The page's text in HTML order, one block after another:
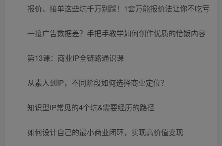
报价、接单这些坑千万别踩！1套万能报价法让你不吃亏
一接广告数据差？手把手教学如何创作优质的恰饭内容
第13课：商业IP全链路通识课
从素人到IP，不同阶段如何选择商业定位？
知识型IP常见的4个坑&需要经历的路径
如何设计自己的最小商业闭环，实现高价值变现